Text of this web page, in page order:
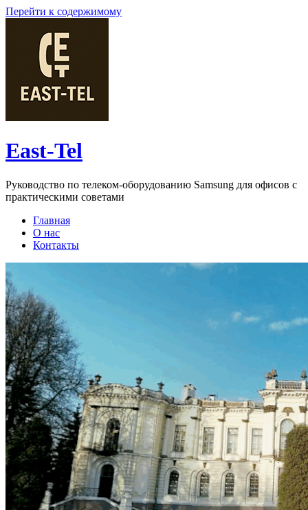
Перейти к содержимому
East-Tel
Руководство по телеком-оборудованию Samsung для офисов с
практическими советами
Главная
О нас
Контакты